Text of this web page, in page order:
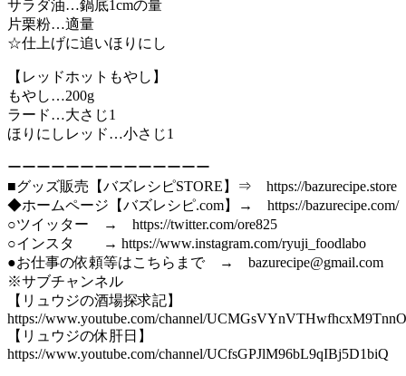
サラダ油…鍋底1cmの量
片栗粉…適量
☆仕上げに追いほりにし
【レッドホットもやし】
もやし…200g
ラード…大さじ1
ほりにしレッド…小さじ1
ーーーーーーーーーーーーーー
■グッズ販売【バズレシピSTORE】⇒ https://bazurecipe.store
◆ホームページ【バズレシピ.com】→ https://bazurecipe.com/
○ツイッター → https://twitter.com/ore825
○インスタ → https://www.instagram.com/ryuji_foodlabo
●お仕事の依頼等はこちらまで → bazurecipe@gmail.com
※サブチャンネル
【リュウジの酒場探求記】
https://www.youtube.com/channel/
【リュウジの休肝日】
https://www.youtube.com/channel/UCfsGPJlM96bL9qIBj5D1biQ